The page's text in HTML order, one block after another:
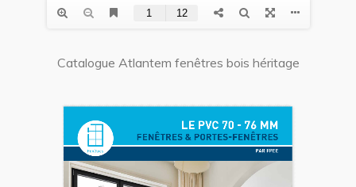
Catalogue Atlantem fenêtres bois héritage